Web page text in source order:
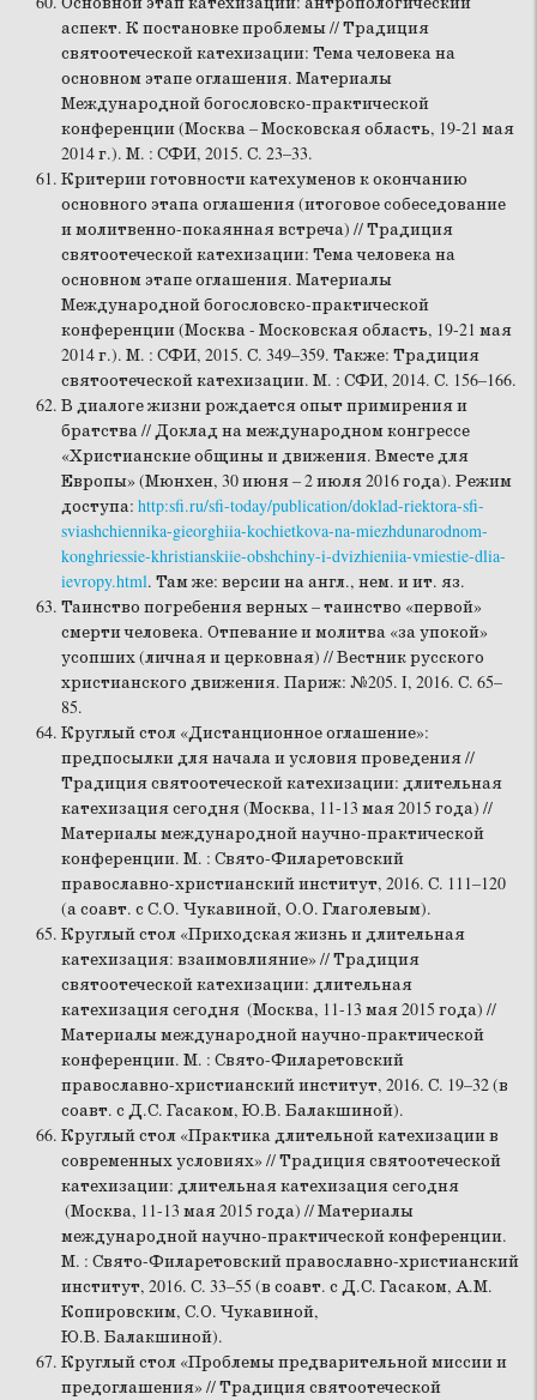
аспект. К постановке проблемы // Традиция
святоотеческой катехизации: Тема человека на
основном этапе оглашения. Материалы
Международной богословско-практической
конференции (Москва – Московская область, 19-21 мая
2014 г.). М. : СФИ, 2015. С. 23–33.
Критерии готовности катехуменов к окончанию
основного этапа оглашения (итоговое собеседование
и молитвенно-покаянная встреча) // Традиция
святоотеческой катехизации: Тема человека на
основном этапе оглашения. Материалы
Международной богословско-практической
конференции (Москва - Московская область, 19-21 мая
2014 г.). М. : СФИ, 2015. С. 349–359. Также: Традиция
святоотеческой катехизации. М. : СФИ, 2014. С. 156–166.
В диалоге жизни рождается опыт примирения и
братства // Доклад на международном конгрессе
«Христианские общины и движения. Вместе для
Европы» (Мюнхен, 30 июня – 2 июля 2016 года). Режим
доступа: http:sfi.ru/sfi-today/publication/doklad-riektora-sfi-
sviashchiennika-gieorghiia-kochietkova-na-miezhdunarodnom-
konghriessie-khristianskiie-obshchiny-i-dvizhieniia-vmiestie-dlia-
ievropy.html. Там же: версии на англ., нем. и ит. яз.
Таинство погребения верных – таинство «первой»
смерти человека. Отпевание и молитва «за упокой»
усопших (личная и церковная) // Вестник русского
христианского движения. Париж: №205. I, 2016. С. 65–
85.
Круглый стол «Дистанционное оглашение»:
предпосылки для начала и условия проведения //
Традиция святоотеческой катехизации: длительная
катехизация сегодня (Москва, 11-13 мая 2015 года) //
Материалы международной научно-практической
конференции. М. : Свято-Филаретовский
православно-христианский институт, 2016. С. 111–120
(а соавт. с С.О. Чукавиной, О.О. Глаголевым).
Круглый стол «Приходская жизнь и длительная
катехизация: взаимовлияние» // Традиция
святоотеческой катехизации: длительная
катехизация сегодня (Москва, 11-13 мая 2015 года) //
Материалы международной научно-практической
конференции. М. : Свято-Филаретовский
православно-христианский институт, 2016. С. 19–32 (в
соавт. с Д.С. Гасаком, Ю.В. Балакшиной).
Круглый стол «Практика длительной катехизации в
современных условиях» // Традиция святоотеческой
катехизации: длительная катехизация сегодня
(Москва, 11-13 мая 2015 года) // Материалы
международной научно-практической конференции.
М. : Свято-Филаретовский православно-христианский
институт, 2016. С. 33–55 (в соавт. с Д.С. Гасаком, А.М.
Копировским, С.О. Чукавиной,
Ю.В. Балакшиной).
Круглый стол «Проблемы предварительной миссии и
предоглашения» // Традиция святоотеческой